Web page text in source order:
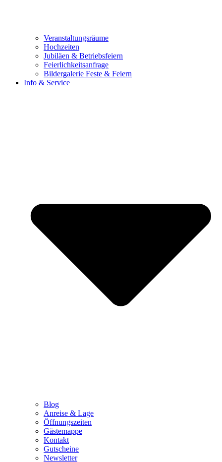
Veranstaltungsräume
Hochzeiten
Jubiläen & Betriebsfeiern
Feierlichkeitsanfrage
Bildergalerie Feste & Feiern
Info & Service
Blog
Anreise & Lage
Öffnungszeiten
Gästemappe
Kontakt
Gutscheine
Newsletter